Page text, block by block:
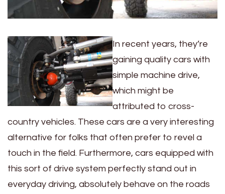
In recent years, they’re
gaining quality cars with
simple machine drive,
which might be
attributed to cross-
country vehicles. These cars are a very interesting
alternative for folks that often prefer to revel a
touch in the field. Furthermore, cars equipped with
this sort of drive system perfectly stand out in
everyday driving, absolutely behave on the roads